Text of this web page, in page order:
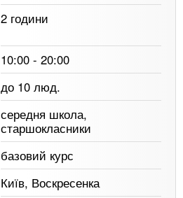
2 години
10:00 - 20:00
до 10 люд.
середня школа,
старшокласники
базовий курс
Київ, Воскресенка